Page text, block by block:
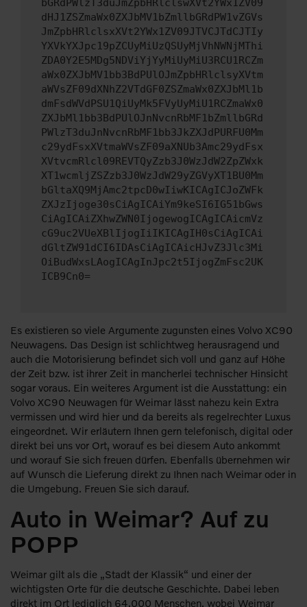
bGRdPWlzT3duJmZpbHRlclswXVt2YWx1ZV09
dHJ1ZSZmaWx0ZXJbMV1bZmllbGRdPW1vZGVs
JmZpbHRlclsxXVt2YWx1ZV09JTVCJTdCJTIy
YXVkYXJpc19pZCUyMiUzQSUyMjVhNWNjMThi
ZDA0Y2E5MDg5NDViYjYyMiUyMiU3RCU1RCZm
aWx0ZXJbMV1bb3BdPUlOJmZpbHRlclsyXVtm
aWVsZF09dXNhZ2VTdGF0ZSZmaWx0ZXJbMl1b
dmFsdWVdPSU1QiUyMk5FVyUyMiU1RCZmaWx0
ZXJbMl1bb3BdPUlOJnNvcnRbMF1bZmllbGRd
PWlzT3duJnNvcnRbMF1bb3JkZXJdPURFU0Mm
c29ydFsxXVtmaWVsZF09aXNUb3Amc29ydFsx
XVtvcmRlcl09REVTQyZzb3J0WzJdW2ZpZWxk
XT1wcmljZSZzb3J0WzJdW29yZGVyXT1BU0Mm
bGltaXQ9MjAmc2tpcD0wIiwKICAgICJoZWFk
ZXJzIjoge30sCiAgICAiYm9keSI6IG51bGws
CiAgICAiZXhwZWN0IjogewogICAgICAicmVz
cG9uc2VUeXBlIjogIiIKICAgIH0sCiAgICAi
dGltZW91dCI6IDAsCiAgICAicHJvZ3Jlc3Mi
OiBudWxsLAogICAgInJpc2t5IjogZmFsc2UK
ICB9Cn0=
Es existieren so viele Argumente zugunsten eines Volvo XC90
Neuwagens. Das Design ist schlichtweg herausragend und
auch die Motorisierung befindet sich voll und ganz auf Höhe
der Zeit bzw. ist ihrer Zeit in mancherlei technischer Hinsicht
sogar voraus. Ein weiteres Argument ist die Ausstattung: ein
Volvo XC90 Neuwagen für Weimar lässt nahezu kein Extra
vermissen und wird hier und da bereits als regelrechter Luxus
eingeordnet. Wir erläutern Ihnen gern telefonisch, digital oder
direkt bei uns vor Ort, worauf es bei diesem Auto ankommt
und worauf Sie sich freuen dürfen. Ebenfalls übernehmen wir
auf Wunsch die Lieferung direkt zu Ihnen nach Weimar oder in
die Umgebung. Freuen Sie sich darauf.
Auto in Weimar? Auf zu
POPP
Weimar gilt als die „Stadt der Klassik“ und einer der
wichtigsten Orte für die deutsche Geschichte. Dabei leben
direkt im Ort lediglich 64.000 Menschen, wobei Weimar